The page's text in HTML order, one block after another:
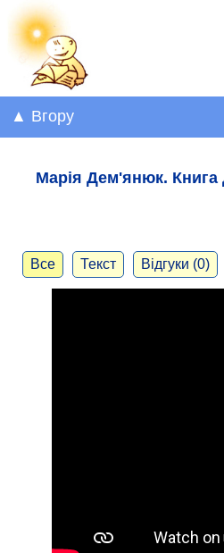
▲ Вгору
Марія Дем'янюк. Книга
Все Текст Відгуки (0)